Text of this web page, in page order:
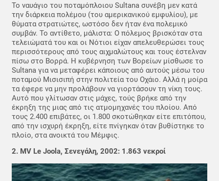
Το ναυάγιο του ποταμόπλοιου Sultana συνέβη μεν κατά
την διάρκεια πολέμου (του αμερικανικού εμφυλίου), με
θύματα στρατιώτες, ωστόσο δεν ήταν ένα πολεμικό
συμβάν. Το αντίθετο, μάλιστα: Ο πόλεμος βρισκόταν στα
τελειώματά του και οι Νότιοι είχαν απελευθερώσει τους
περισσότερους από τους αιχμαλώτους και τους έστελναν
πίσω στο Βορρά. Η κυβέρνηση των Βορείων μίσθωσε το
Sultana για να μεταφέρει κάποιους από αυτούς μέσω του
ποταμού Μισισιπή στην πολιτεία του Οχάιο. Αλλά η μοίρα
τα έφερε να μην προλάβουν να γιορτάσουν τη νίκη τους.
Αυτό που γλίτωσαν στις μάχες, τούς βρήκε από την
έκρηξη της μιας από τις ατμομηχανές του πλοίου. Από
τους 2.400 επιβάτες, οι 1.800 σκοτώθηκαν είτε επιτόπου,
από την ισχυρή έκρηξη, είτε πνίγηκαν όταν βυθίστηκε το
πλοίο, στα ανοικτά του Μέμφις.
2. MV Le Joola, Σενεγάλη, 2002: 1.863 νεκροί